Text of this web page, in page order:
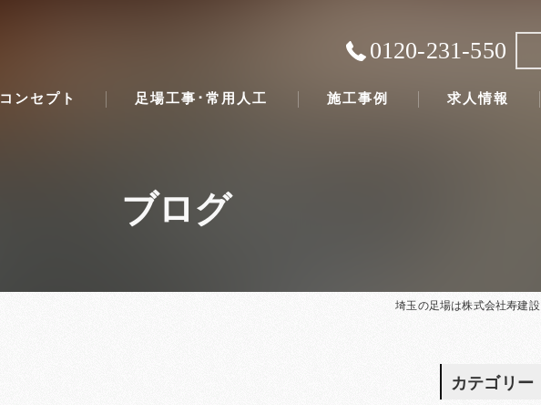
0120-231-550
コンセプト 足場工事･常用人工 施工事例 求人情報
ブログ
埼玉の足場は株式会社寿建設
カテゴリー